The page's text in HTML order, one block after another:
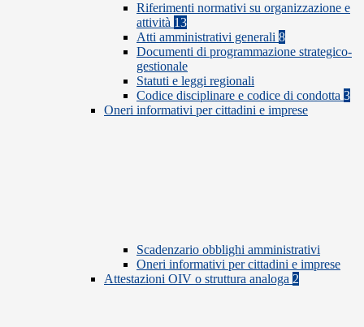
Riferimenti normativi su organizzazione e
attività 13
Atti amministrativi generali 8
Documenti di programmazione strategico-
gestionale
Statuti e leggi regionali
Codice disciplinare e codice di condotta 3
Oneri informativi per cittadini e imprese
Scadenzario obblighi amministrativi
Oneri informativi per cittadini e imprese
Attestazioni OIV o struttura analoga 2